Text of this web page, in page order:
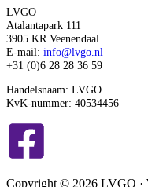
LVGO
Atalantapark 111
3905 KR Veenendaal
E-mail: info@lvgo.nl
+31 (0)6 28 28 36 59
Handelsnaam: LVGO
KvK-nummer: 40534456
Copyright © 2026 LVGO ·